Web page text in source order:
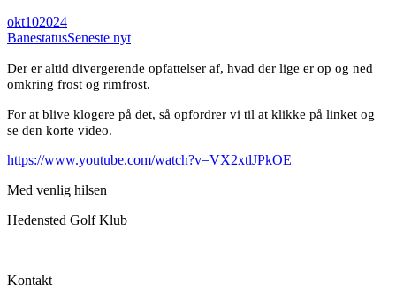
okt102024
BanestatusSeneste nyt
Der er altid divergerende opfattelser af, hvad der lige er op og ned
omkring frost og rimfrost.
For at blive klogere på det, så opfordrer vi til at klikke på linket og
se den korte video.
https://www.youtube.com/watch?v=VX2xtlJPkOE
Med venlig hilsen
Hedensted Golf Klub
Kontakt